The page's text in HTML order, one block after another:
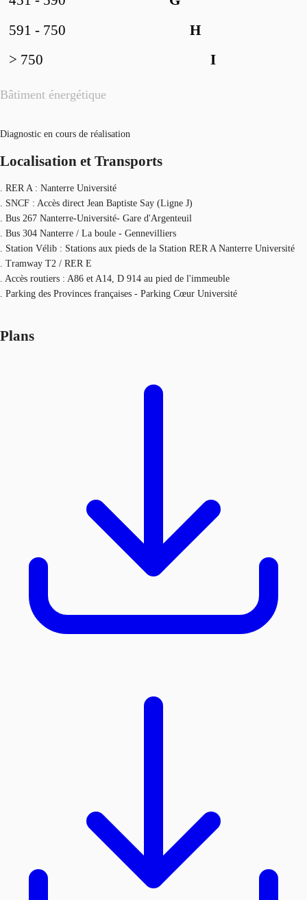
Bâtiment énergétique
H
591 - 750
I
> 750
Diagnostic en cours de réalisation
Localisation et Transports
. RER A : Nanterre Université
. SNCF : Accès direct Jean Baptiste Say (Ligne J)
. Bus 267 Nanterre-Université- Gare d'Argenteuil
. Bus 304 Nanterre / La boule - Gennevilliers
. Station Vélib : Stations aux pieds de la Station RER A Nanterre Université
. Tramway T2 / RER E
. Accès routiers : A86 et A14, D 914 au pied de l'immeuble
. Parking des Provinces françaises - Parking Cœur Université
Plans